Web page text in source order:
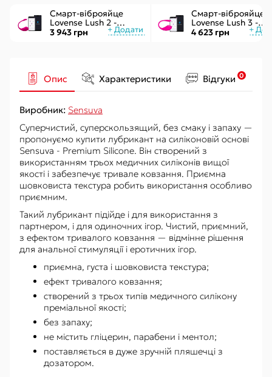
Смарт-віброяйце
Lovense Lush 2 -
управління через
додаток
3 943 грн
Смарт-віброяйце
Lovense Lush 3 -
керування через
інтернет
4 623 грн
Опис Характеристики Відгуки 0
Виробник: Sensuva
Суперчистий, суперскользящий, без смаку і запаху —
пропонуємо купити лубрикант на силіконовій основі
Sensuva - Premium Silicone. Він створений з
використанням трьох медичних силіконів вищої
якості і забезпечує тривале ковзання. Приємна
шовковиста текстура робить використання особливо
приємним.
Такий лубрикант підійде і для використання з
партнером, і для одиночних ігор. Чистий, приємний,
з ефектом тривалого ковзання — відмінне рішення
для анальної стимуляції і еротичних ігор.
приємна, густа і шовковиста текстура;
ефект тривалого ковзання;
створений з трьох типів медичного силікону
преміальної якості;
без запаху;
не містить гліцерин, парабени і ментол;
поставляється в дуже зручній пляшечці з
дозатором.